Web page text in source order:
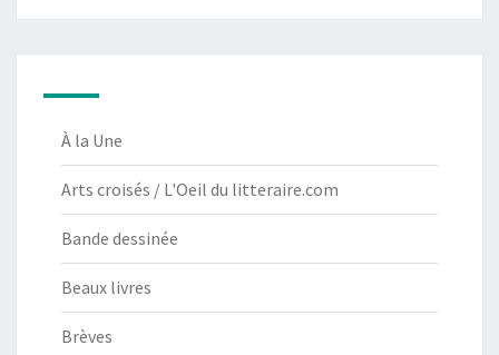
À la Une
Arts croisés / L'Oeil du litteraire.com
Bande dessinée
Beaux livres
Brèves